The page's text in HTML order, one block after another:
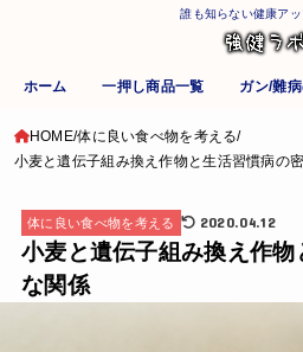
誰も知らない健康ア
ホーム 一押し商品一覧 ガン/難
HOME 体に良い食べ物を考える
小麦と遺伝子組み換え作物と生活習慣病の
体に良い食べ物を考える 2020.04.12
小麦と遺伝子組み換え作
な関係